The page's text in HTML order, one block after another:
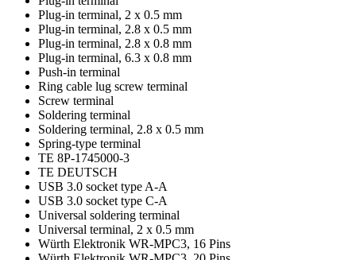
Plug-in terminal, 2 x 0.5 mm
Plug-in terminal, 2.8 x 0.5 mm
Plug-in terminal, 2.8 x 0.8 mm
Plug-in terminal, 6.3 x 0.8 mm
Push-in terminal
Ring cable lug screw terminal
Screw terminal
Soldering terminal
Soldering terminal, 2.8 x 0.5 mm
Spring-type terminal
TE 8P-1745000-3
TE DEUTSCH
USB 3.0 socket type A-A
USB 3.0 socket type C-A
Universal soldering terminal
Universal terminal, 2 x 0.5 mm
Würth Elektronik WR-MPC3, 16 Pins